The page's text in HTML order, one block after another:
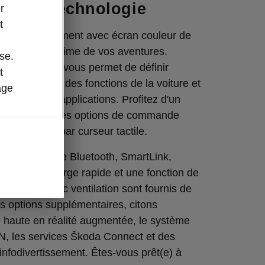
de la technologie
avec écran couleur de
copilote ultime de vos aventures.
et intuitif, il vous permet de définir
vers des fonctions de la voiture et
vers des applications. Profitez d'un
avec des options de commande
vocale et par curseur tactile.
navigation, le Bluetooth, SmartLink,
C à recharge rapide et une fonction de
sans fil avec ventilation sont fournis de
options supplémentaires, citons
haute en réalité augmentée, le système
les services Škoda Connect et des
Êtes-vous prêt(e) à